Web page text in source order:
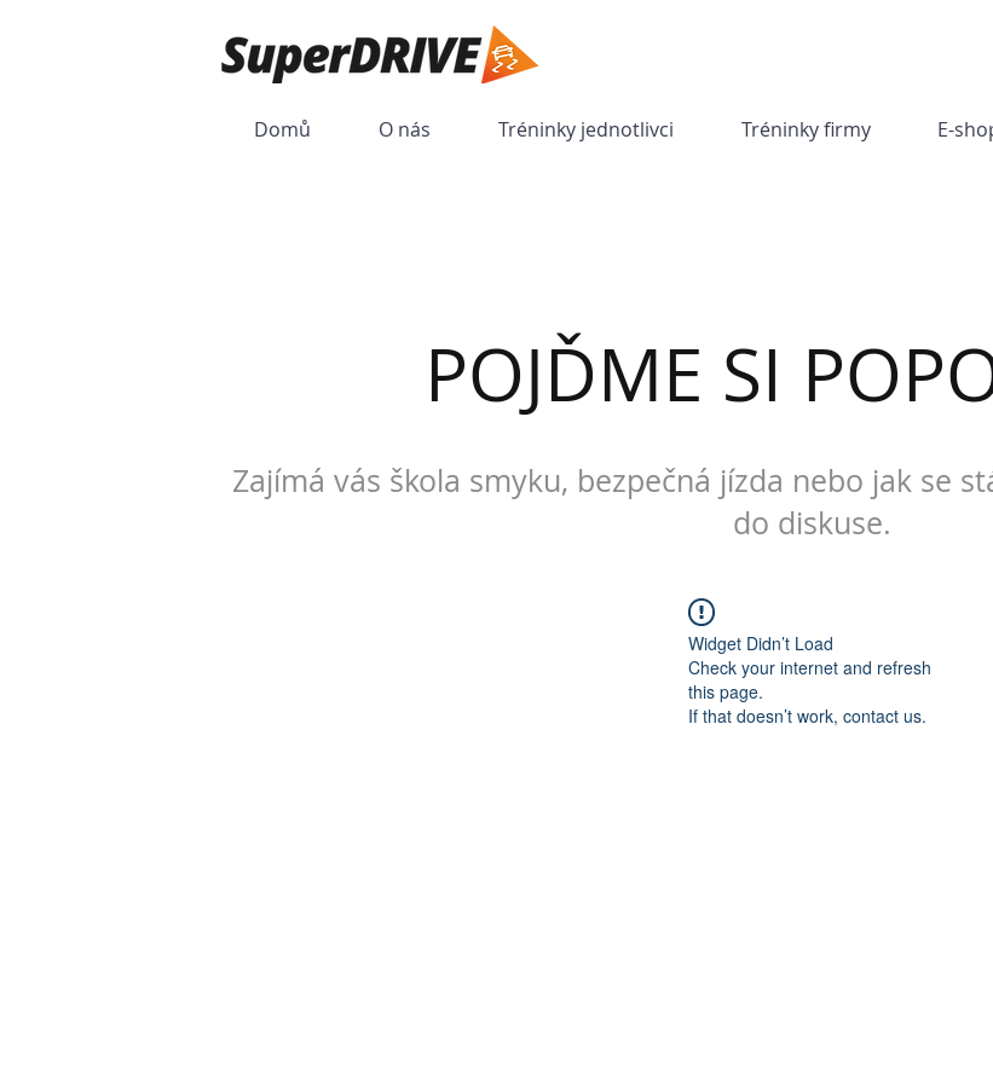
Domů O nás Tréninky jednotlivci Tréninky firmy E-
POJĎME SI
Zajímá vás škola smyku, bezpečná jízda nebo jak se
do diskuse.
Widget Didn’t Load
Check your internet and refresh
this page.
If that doesn’t work, contact us.